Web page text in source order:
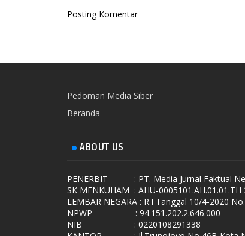
Posting Komentar
Pedoman Media Siber
Beranda
ABOUT US
PENERBIT
: PT. Media Jurnal Faktual
SK MENKUHAM : AHU-0005101.AH.01.01.TH
LEMBAR NEGARA : R.I Tanggal 10/4-2020
NPWP
: 94.151.202.2.646.000
NIB
: 0220108291338